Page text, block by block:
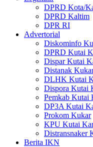
DPRD Kota/
DPRD Kaltim
DPR RI
Advertorial
Diskominfo
DPRD Kutai
Dispar Kutai
Distanak
DLHK Kutai
Dispora Kutai
Pemkab Kutai
DP3A Kutai
Prokom Kukar
KPU Kutai
Distransnaker
Berita IKN